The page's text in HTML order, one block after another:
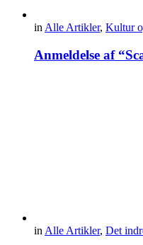
in Alle Artikler, Kultur
Anmeldelse af
in Alle Artikler, Det